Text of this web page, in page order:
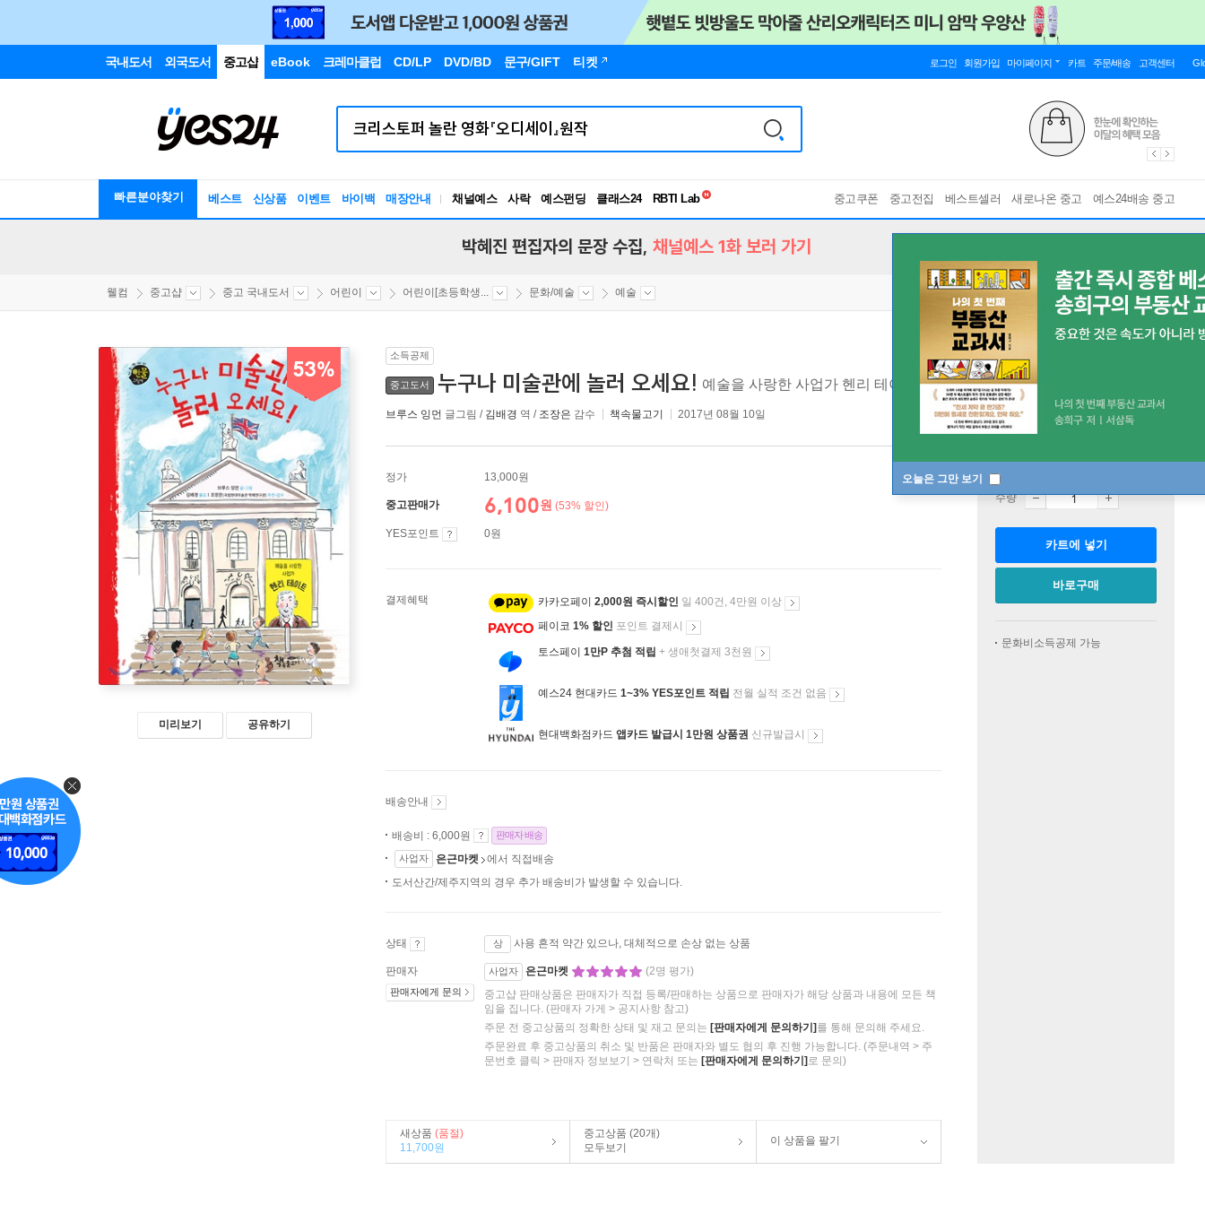
국내도서 외국도서 중고샵 eBook 크레마클럽 CD/LP DVD/BD 문구/GIFT 티켓 로그인 회원가입 마이페이지 카트 주문/배송 고객센터
빠른분야찾기 베스트 신상품 이벤트 바이백 매장안내 채널예스 사락 예스펀딩 클래스24
독서유형검사
중고쿠폰 중고전집 베스트셀러 새로나온 중고 예스24배송 중고
오늘은 그만 보기
박혜진 편집자의 문장 수집, 채널예스 1화 보러 가기
웰컴 중고샵 중고 국내도서 어린이 어린이[초등학생... 문화/예술 예술
53%
미리보기 공유하기
소득공제
중고도서 누구나 미술관에 놀러 오세요! 예술을 사랑한 사업가 헨리 테이트
브루스 잉먼 글그림 / 김배경 역 / 조장은 감수 책속물고기 2017년 08월 10일
정가 13,000원
중고판매가 6,100원 (53% 할인)
YES포인트 0원
결제혜택 카카오페이 2,000원 즉시할인 일 400건, 4만원 이상
페이코 1% 할인 포인트 결제시
토스페이 1만P 추첨 적립 + 생애첫결제 3천원
예스24 현대카드 1~3% YES포인트 적립 전월 실적 조건 없음
현대백화점카드 앱카드 발급시 1만원 상품권 신규발급시
배송안내
배송비 : 6,000원 판매자 배송
사업자 은근마켓
에서 직접배송
도서산간/제주지역의 경우 추가 배송비가 발생할 수 있습니다.
상태 상 사용 흔적 약간 있으나, 대체적으로 손상 없는 상품
판매자
판매자에게 문의
사업자 은근마켓
(2명 평가)
중고샵 판매상품은 판매자가 직접 등록/판매하는 상품으로 판매자가 해당 상품과 내용에 모든 책
임을 집니다. (판매자 가게 > 공지사항 참고)
주문 전 중고상품의 정확한 상태 및 재고 문의는 [판매자에게 문의하기] 를 통해 문의해 주세요.
주문완료 후 중고상품의 취소 및 반품은 판매자와 별도 협의 후 진행 가능합니다. (주문내역 > 주
문번호 클릭 > 판매자 정보보기 > 연락처 또는 [판매자에게 문의하기] 로 문의)
새상품 (품절)
11,700원
중고상품 (20개)
모두보기
이 상품을 팔기
수량
카트에 넣기
바로구매
문화비소득공제 가능